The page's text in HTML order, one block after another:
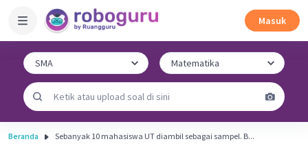
Masuk
Beranda Sebanyak 10 mahasiswa UT diambil sebagai sampel. B...